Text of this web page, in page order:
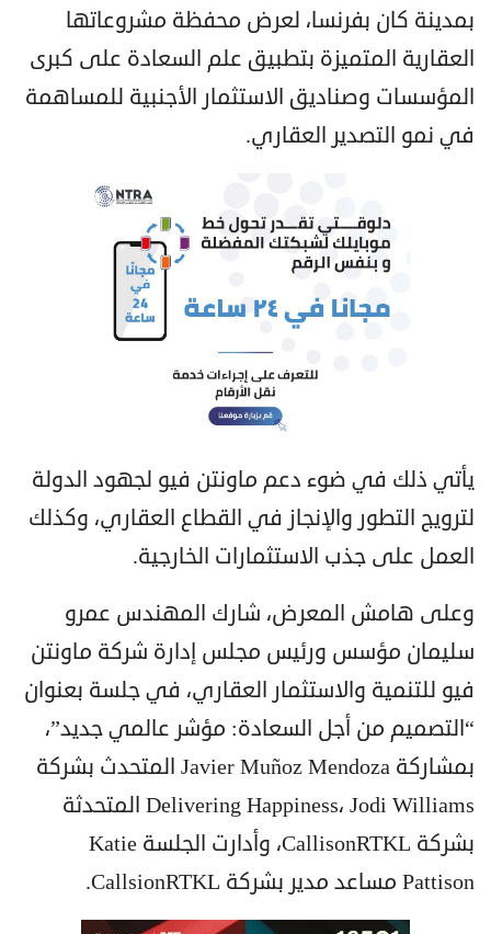
بمدينة كان بفرنسا، لعرض محفظة مشروعاتها
العقارية المتميزة بتطبيق علم السعادة على كبرى
المؤسسات وصناديق الاستثمار الأجنبية للمساهمة
في نمو التصدير العقاري.
يأتي ذلك في ضوء دعم ماونتن فيو لجهود الدولة
لترويج التطور والإنجاز في القطاع العقاري، وكذلك
العمل على جذب الاستثمارات الخارجية.
وعلى هامش المعرض، شارك المهندس عمرو
سليمان مؤسس ورئيس مجلس إدارة شركة ماونتن
فيو للتنمية والاستثمار العقاري، في جلسة بعنوان
“التصميم من أجل السعادة: مؤشر عالمي جديد”،
بمشاركة Javier Muñoz Mendoza المتحدث بشركة
Delivering Happiness، Jodi Williams المتحدثة
بشركة CallisonRTKL، وأدارت الجلسة Katie
Pattison مساعد مدير بشركة CallsionRTKL.